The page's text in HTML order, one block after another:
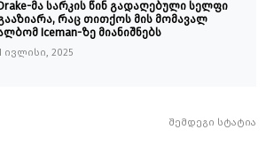
მა სარკის წინ გადაღებული სელფი
რაც თითქოს მის მომავალ
Iceman-ზე მიანიშნებს
ივლისი, 2025
შემდეგი სტატია